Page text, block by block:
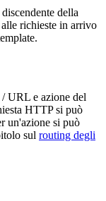
della
richieste in arrivo
URL e azione del
HTTP si può
un'azione si può
sul routing degli